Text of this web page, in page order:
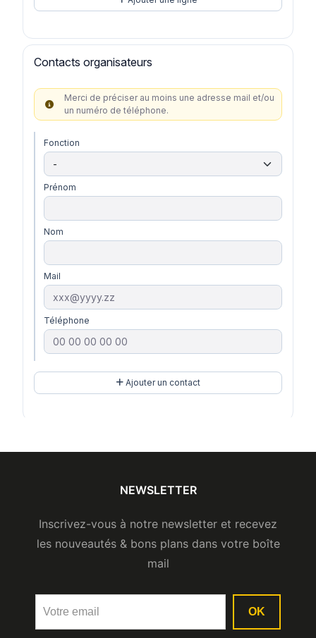
NEWSLETTER
Inscrivez-vous à notre newsletter et recevez
les nouveautés & bons plans dans votre boîte
mail
OK